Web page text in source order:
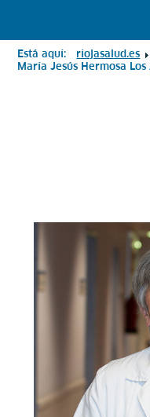
Está aquí: riojasalud.es
María Jesús Hermosa Los